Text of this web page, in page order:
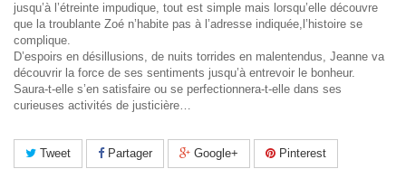
jusqu’à l’étreinte impudique, tout est simple mais lorsqu’elle découvre
que la troublante Zoé n’habite pas à l’adresse indiquée,l’histoire se
complique.
D’espoirs en désillusions, de nuits torrides en malentendus, Jeanne va
découvrir la force de ses sentiments jusqu’à entrevoir le bonheur.
Saura-t-elle s’en satisfaire ou se perfectionnera-t-elle dans ses
curieuses activités de justicière…
Tweet Partager Google+ Pinterest